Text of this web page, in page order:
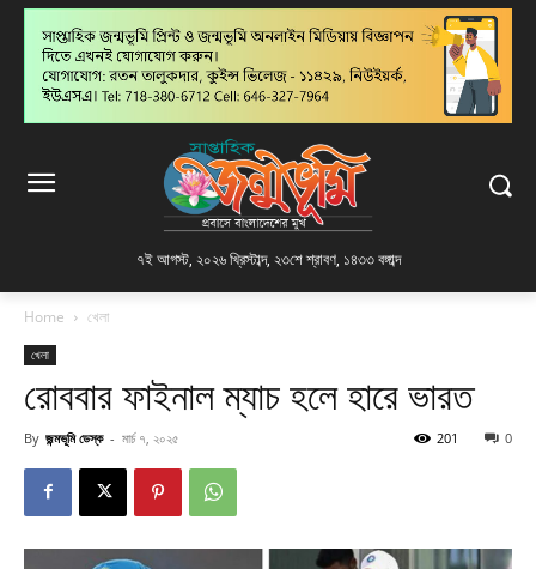
৭ই আগস্ট, ২০২৬ খ্রিস্টাব্দ, ২৩শে শ্রাবণ, ১৪৩৩ বঙ্গাব্দ
Home খেলা
খেলা
রোববার ফাইনাল ম্যাচ হলে হারে ভারত
By জন্মভূমি ডেস্ক - মার্চ ৭, ২০২৫ 0
201